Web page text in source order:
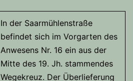
In der Saarmühlenstraße
befindet sich im Vorgarten des
Anwesens Nr. 16 ein aus der
Mitte des 19. Jh. stammendes
Wegekreuz. Der Überlieferung